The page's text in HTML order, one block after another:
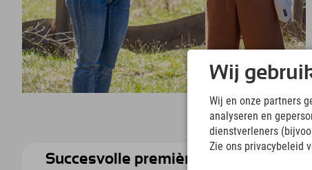
Succesvolle première in het Explorer
Wij
Wij en onze partners
analyseren en
dienstverleners
Zie ons privacybeleid